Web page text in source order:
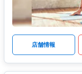
店舗情報